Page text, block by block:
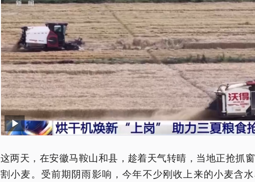
这两天，在安徽马鞍山和县，趁着天气转晴，当地正抢抓
割小麦。受前期阴雨影响，今年不少刚收上来的小麦含